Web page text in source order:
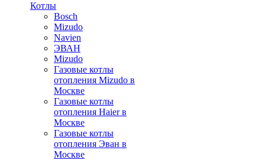
Котлы
Bosch
Mizudo
Navien
ЭВАН
Mizudo
Газовые котлы
отопления Mizudo в
Москве
Газовые котлы
отопления Haier в
Москве
Газовые котлы
отопления Эван в
Москве